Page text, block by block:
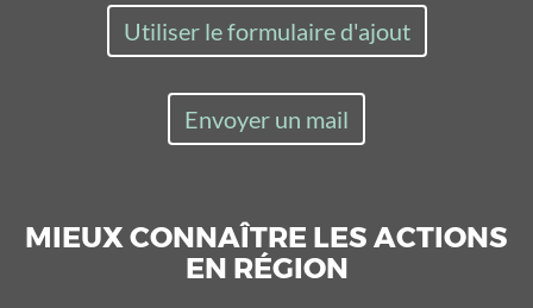
Utiliser le formulaire d'ajout
Envoyer un mail
MIEUX CONNAÎTRE LES ACTIONS
EN RÉGION